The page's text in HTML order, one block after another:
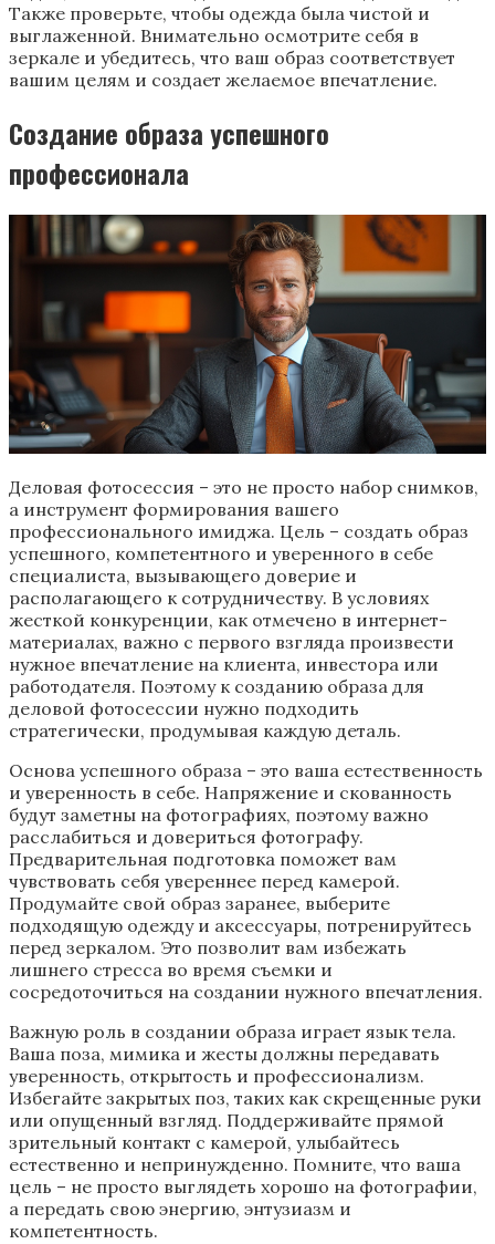
Также проверьте, чтобы одежда была чистой и
выглаженной. Внимательно осмотрите себя в
зеркале и убедитесь, что ваш образ соответствует
вашим целям и создает желаемое впечатление.
Создание образа успешного
профессионала
Деловая фотосессия – это не просто набор снимков,
а инструмент формирования вашего
профессионального имиджа. Цель – создать образ
успешного, компетентного и уверенного в себе
специалиста, вызывающего доверие и
располагающего к сотрудничеству. В условиях
жесткой конкуренции, как отмечено в интернет-
материалах, важно с первого взгляда произвести
нужное впечатление на клиента, инвестора или
работодателя. Поэтому к созданию образа для
деловой фотосессии нужно подходить
стратегически, продумывая каждую деталь.
Основа успешного образа – это ваша естественность
и уверенность в себе. Напряжение и скованность
будут заметны на фотографиях, поэтому важно
расслабиться и довериться фотографу.
Предварительная подготовка поможет вам
чувствовать себя увереннее перед камерой.
Продумайте свой образ заранее, выберите
подходящую одежду и аксессуары, потренируйтесь
перед зеркалом. Это позволит вам избежать
лишнего стресса во время съемки и
сосредоточиться на создании нужного впечатления.
Важную роль в создании образа играет язык тела.
Ваша поза, мимика и жесты должны передавать
уверенность, открытость и профессионализм.
Избегайте закрытых поз, таких как скрещенные руки
или опущенный взгляд. Поддерживайте прямой
зрительный контакт с камерой, улыбайтесь
естественно и непринужденно. Помните, что ваша
цель – не просто выглядеть хорошо на фотографии,
а передать свою энергию, энтузиазм и
компетентность.